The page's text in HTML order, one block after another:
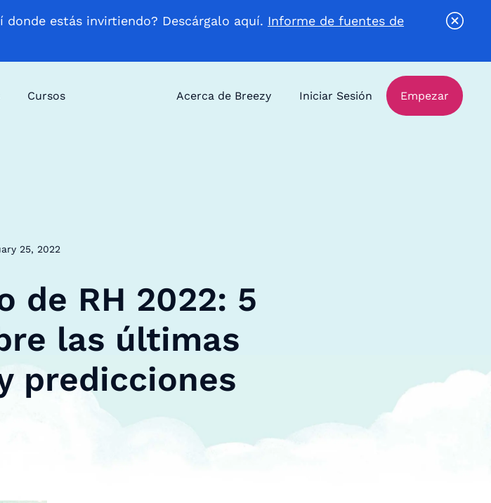
estás invirtiendo? Descárgalo aquí. Informe de fuentes de
Cursos Acerca de Breezy Iniciar Sesión Empezar
25, 2022
de RH 2022: 5
las últimas
predicciones